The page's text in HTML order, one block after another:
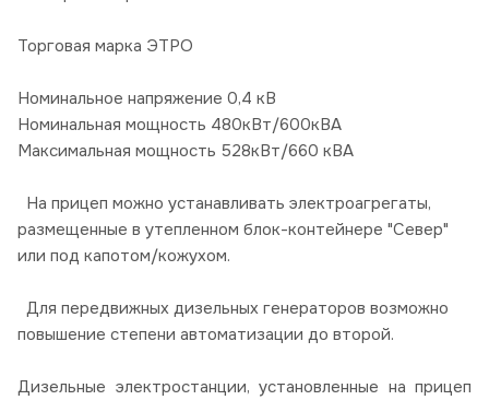
Торговая марка ЭТРО
Номинальное напряжение 0,4 кВ
Номинальная мощность 480кВт/600кВА
Максимальная мощность 528кВт/660 кВА
На прицеп можно устанавливать электроагрегаты,
размещенные в утепленном блок-контейнере "Север"
или под капотом/кожухом.
Для передвижных дизельных генераторов возможно
повышение степени автоматизации до второй.
Дизельные электростанции, установленные на прицеп